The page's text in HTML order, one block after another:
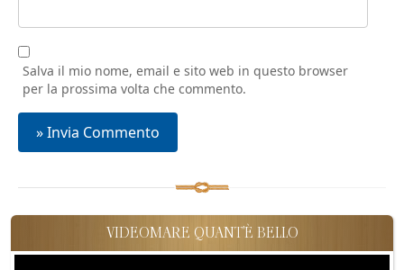
Salva il mio nome, email e sito web in questo browser
per la prossima volta che commento.
VIDEOMARE QUANT'È BELLO